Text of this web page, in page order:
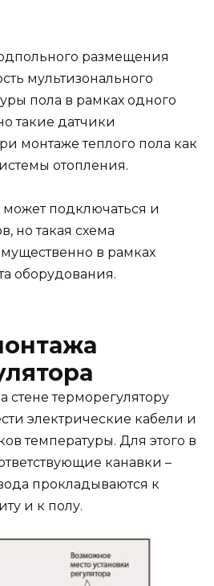
размещения
мультизонального
пола в рамках одного
такие датчики
монтаже теплого пола как
отопления.
может подключаться и
но такая схема
в рамках
оборудования.
терморегулятору
электрические кабели и
температуры. Для этого в
канавки –
прокладываются к
и к полу.